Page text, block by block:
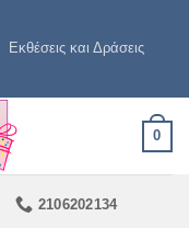
Εκθέσεις και Δράσεις
0
2106202134